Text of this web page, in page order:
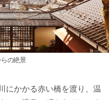
の絶景
にかかる赤い橋を渡り、温